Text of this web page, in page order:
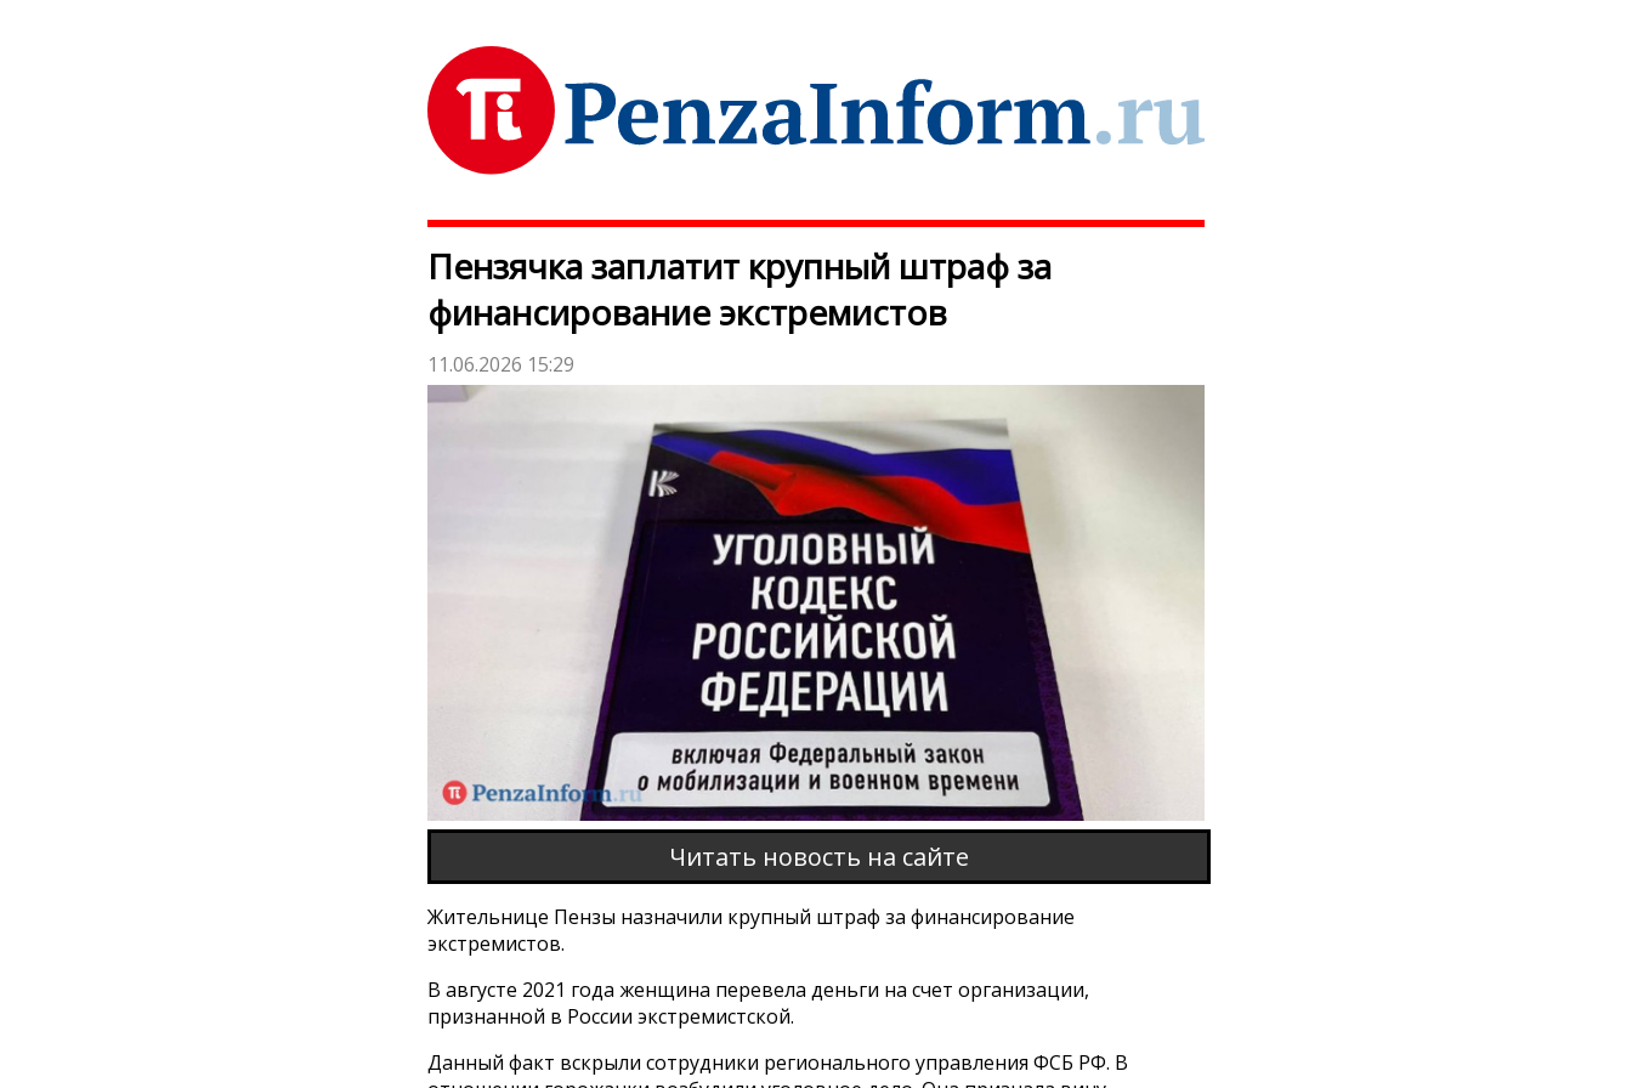
Пензячка заплатит крупный штраф за
финансирование экстремистов
11.06.2026 15:29
Читать новость на сайте
Жительнице Пензы назначили крупный штраф за финансирование
экстремистов.
В августе 2021 года женщина перевела деньги на счет организации,
признанной в России экстремистской.
Данный факт вскрыли сотрудники регионального управления ФСБ РФ. В